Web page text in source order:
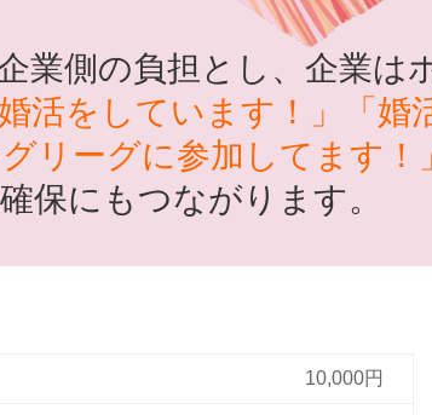
業側の負担とし、企業は
活をしています！」「婚
リーグに参加してます！
保にもつながります。
10,000円